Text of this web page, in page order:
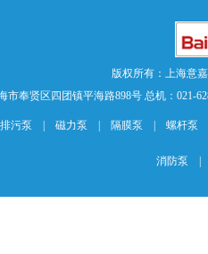
版权所有：上海意
市奉贤区四团镇平海路898号 总机：021-
排污泵 磁力泵 隔膜泵 螺杆泵
消防泵